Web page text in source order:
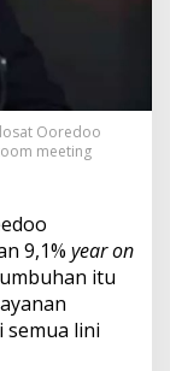
Ooredoo
meeting
9,1% year on
itu
lini